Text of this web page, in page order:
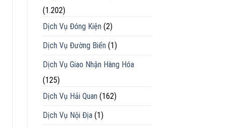
(1.202)
Dịch Vụ Đóng Kiện (2)
Dịch Vụ Đường Biển (1)
Dịch Vụ Giao Nhận Hàng Hóa
(125)
Dịch Vụ Hải Quan (162)
Dịch Vụ Nội Địa(1)